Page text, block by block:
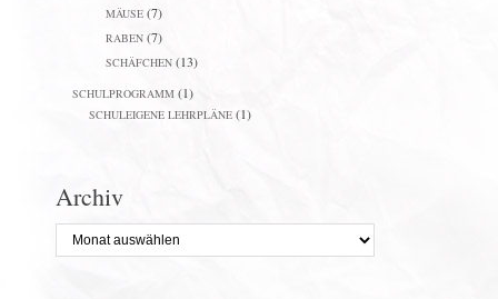
MÄUSE(7)
RABEN(7)
SCHÄFCHEN(13)
SCHULPROGRAMM(1)
SCHULEIGENE LEHRPLÄNE(1)
Archiv
Archiv